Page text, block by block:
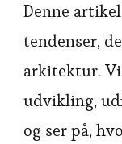
Denne
tendenser,
arkitektur.
udvikling,
og ser på,